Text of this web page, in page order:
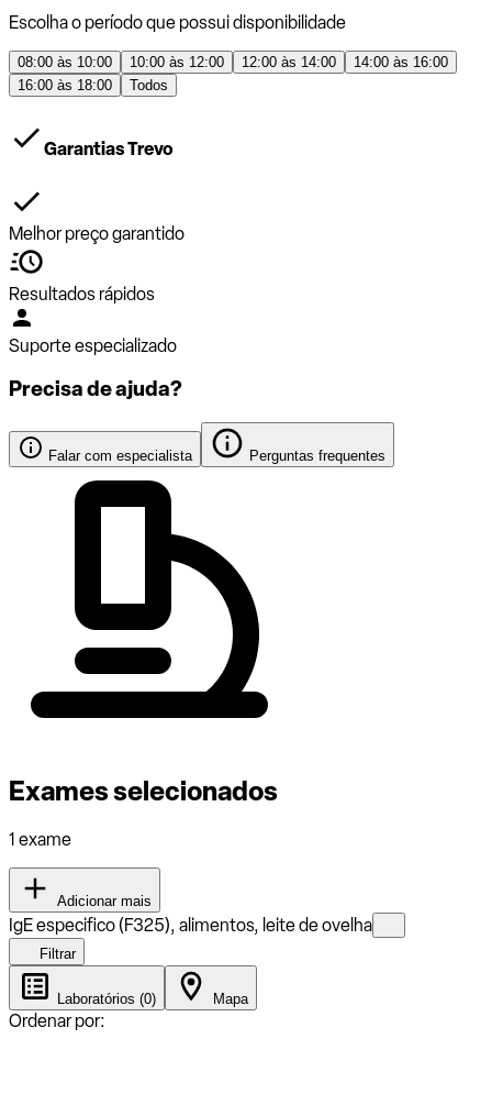
Escolha o período que possui disponibilidade
08:00 às 10:00 10:00 às 12:00 12:00 às 14:00
14:00 às 16:00
16:00 às 18:00
Todos
Garantias Trevo
Melhor preço garantido
Resultados rápidos
Suporte especializado
Precisa de ajuda?
Falar com especialista Perguntas frequentes
Exames selecionados
1 exame
Adicionar mais
IgE especifico (F325), alimentos, leite de ovelha
Filtrar
Laboratórios (0) Mapa
Ordenar por: